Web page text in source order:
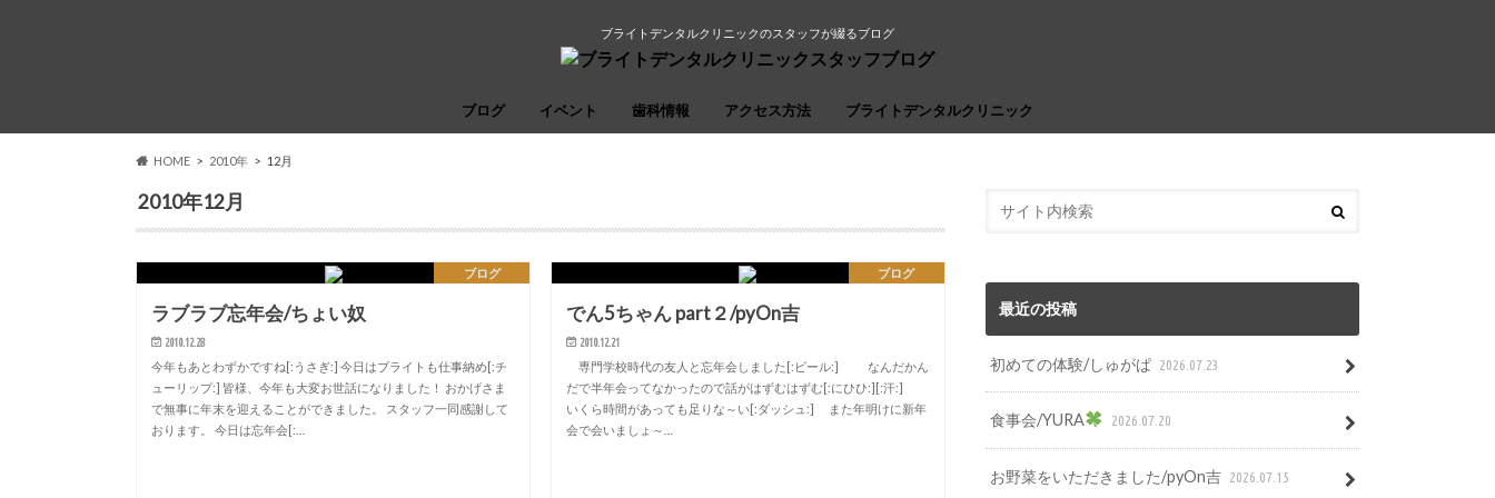
ブライトデンタルクリニックのスタッフが綴るブログ
ブログ イベント 歯科情報 アクセス方法 ブライトデンタルクリニック
HOME 2010年 12月
2010年12月
ブログ
ラブラブ忘年会/ちょい奴
2010.12.28
今年もあとわずかですね[:うさぎ:] 今日はブライトも仕事納め[:チ
ューリップ:] 皆様、今年も大変お世話になりました！ おかげさま
で無事に年末を迎えることができました。 スタッフ一同感謝して
おります。 今日は忘年会[:…
ブログ
でん5ちゃん part２/pyOn吉
2010.12.21
専門学校時代の友人と忘年会しました[:ビール:] なんだかん
だで半年会ってなかったので話がはずむはずむ[:にひひ:][:汗:]
いくら時間があっても足りな～い[:ダッシュ:] また年明けに新年
会で会いましょ～…
最近の投稿
初めての体験/しゅがぱ 2026.07.23
食事会/YURA 2026.07.20
お野菜をいただきました/pyOn吉 2026.07.15